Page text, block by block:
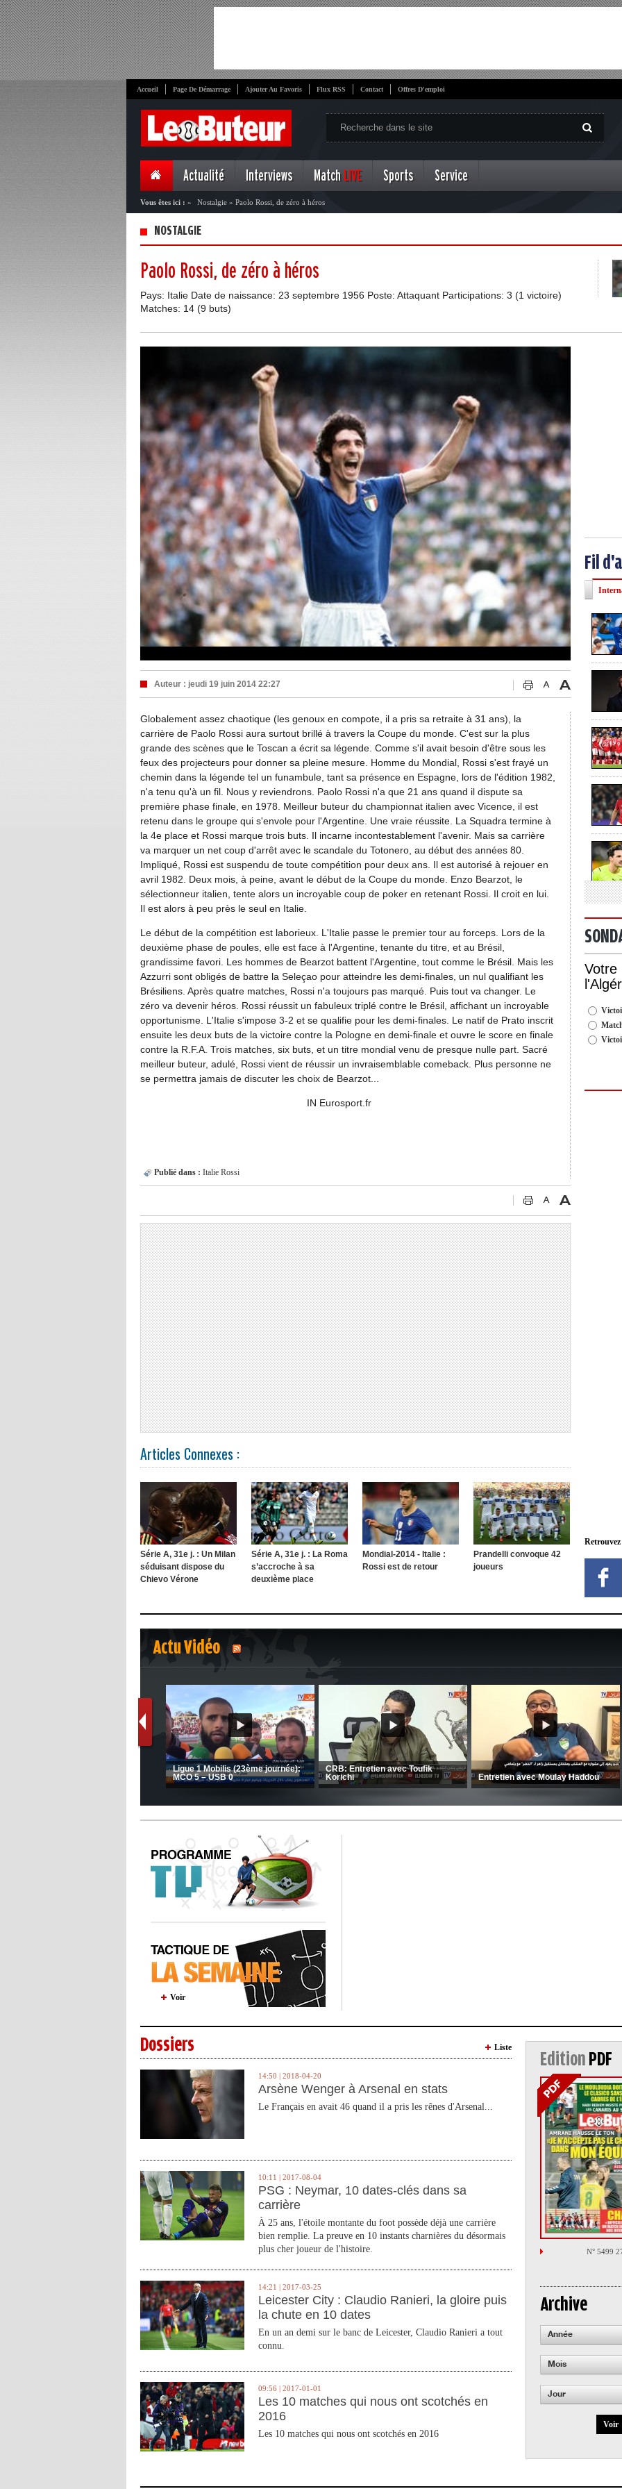
Accueil Page De Démarrage Ajouter Au Favoris Flux RSS Contact Offres D'emploi
Actualité Interviews Match LIVE Sports Service
Vous êtes ici : » Nostalgie » Paolo Rossi, de zéro à héros
NOSTALGIE
Paolo Rossi, de zéro à héros
Pays: Italie Date de naissance: 23 septembre 1956 Poste: Attaquant Participations: 3 (1 victoire)
Matches: 14 (9 buts)
Auteur : jeudi 19 juin 2014 22:27
Globalement assez chaotique (les genoux en compote, il a pris sa retraite à 31 ans), la
carrière de Paolo Rossi aura surtout brillé à travers la Coupe du monde. C'est sur la plus
grande des scènes que le Toscan a écrit sa légende. Comme s'il avait besoin d'être sous les
feux des projecteurs pour donner sa pleine mesure. Homme du Mondial, Rossi s'est frayé un
chemin dans la légende tel un funambule, tant sa présence en Espagne, lors de l'édition 1982,
n'a tenu qu'à un fil. Nous y reviendrons. Paolo Rossi n'a que 21 ans quand il dispute sa
première phase finale, en 1978. Meilleur buteur du championnat italien avec Vicence, il est
retenu dans le groupe qui s'envole pour l'Argentine. Une vraie réussite. La Squadra termine à
la 4e place et Rossi marque trois buts. Il incarne incontestablement l'avenir. Mais sa carrière
va marquer un net coup d'arrêt avec le scandale du Totonero, au début des années 80.
Impliqué, Rossi est suspendu de toute compétition pour deux ans. Il est autorisé à rejouer en
avril 1982. Deux mois, à peine, avant le début de la Coupe du monde. Enzo Bearzot, le
sélectionneur italien, tente alors un incroyable coup de poker en retenant Rossi. Il croit en lui.
Il est alors à peu près le seul en Italie.
Le début de la compétition est laborieux. L'Italie passe le premier tour au forceps. Lors de la
deuxième phase de poules, elle est face à l'Argentine, tenante du titre, et au Brésil,
grandissime favori. Les hommes de Bearzot battent l'Argentine, tout comme le Brésil. Mais les
Azzurri sont obligés de battre la Seleçao pour atteindre les demi-finales, un nul qualifiant les
Brésiliens. Après quatre matches, Rossi n'a toujours pas marqué. Puis tout va changer. Le
zéro va devenir héros. Rossi réussit un fabuleux triplé contre le Brésil, affichant un incroyable
opportunisme. L'Italie s'impose 3-2 et se qualifie pour les demi-finales. Le natif de Prato inscrit
ensuite les deux buts de la victoire contre la Pologne en demi-finale et ouvre le score en finale
contre la R.F.A. Trois matches, six buts, et un titre mondial venu de presque nulle part. Sacré
meilleur buteur, adulé, Rossi vient de réussir un invraisemblable comeback. Plus personne ne
se permettra jamais de discuter les choix de Bearzot...
IN Eurosport.fr
Publié dans : Italie Rossi
Articles Connexes :
Série A, 31e j. : Un Milan
séduisant dispose du
Chievo Vérone
Série A, 31e j. : La Roma
s’accroche à sa
deuxième place
Mondial-2014 - Italie :
Rossi est de retour
Prandelli convoque 42
joueurs
Fil
Votre
Actu Vidéo
1 2
CSC: La préparation des hommes
d’Amrani se poursuit en Tunisie
MCA: Kaci-Saïd évoque le large
succès du Mouloudia face au FC
MFM
JSK: Brahim Zafour évoque la
situation du club
Voir
Dossiers Liste
14:50 | 2018-04-20
Arsène Wenger à Arsenal en stats
Le Français en avait 46 quand il a pris les rênes d'Arsenal...
10:11 | 2017-08-04
PSG : Neymar, 10 dates-clés dans sa
carrière
À 25 ans, l'étoile montante du foot possède déjà une carrière
bien remplie. La preuve en 10 instants charnières du désormais
plus cher joueur de l'histoire.
14:21 | 2017-03-25
Leicester City : Claudio Ranieri, la gloire puis
la chute en 10 dates
En un an demi sur le banc de Leicester, Claudio Ranieri a tout
connu.
09:56 | 2017-01-01
Les 10 matches qui nous ont scotchés en
2016
Les 10 matches qui nous ont scotchés en 2016
Edition PDF
N° 5499
Archive
Année
Mois
Jour
Voir